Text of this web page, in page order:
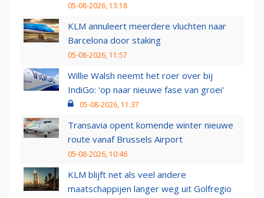
05-08-2026, 13:18
KLM annuleert meerdere vluchten naar
Barcelona door staking
05-08-2026, 11:57
Willie Walsh neemt het roer over bij
IndiGo: 'op naar nieuwe fase van groei'
05-08-2026, 11:37
Transavia opent komende winter nieuwe
route vanaf Brussels Airport
05-08-2026, 10:46
KLM blijft net als veel andere
maatschappijen langer weg uit Golfregio